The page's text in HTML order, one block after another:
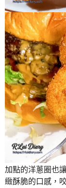
加點的洋蔥圈也
緻酥脆的口感，